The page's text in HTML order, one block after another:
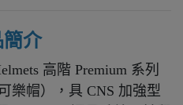
簡介
高階 Premium 系列
樂帽），具 CNS 加強型